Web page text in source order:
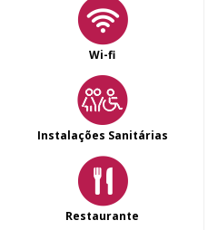
Wi-fi
Instalações Sanitárias
Restaurante